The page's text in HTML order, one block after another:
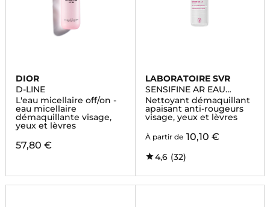
DIOR
D-LINE
L'eau micellaire off/on -
eau micellaire
démaquillante visage,
yeux et lèvres
57,80 €
LABORATOIRE SVR
SENSIFINE AR EAU
MICELLAIRE
Nettoyant démaquillant
apaisant anti-rougeurs
visage, yeux et lèvres
À partir de 10,10 €
4,6 (32)